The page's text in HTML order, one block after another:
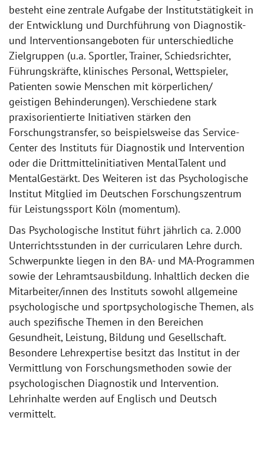
besteht eine zentrale Aufgabe der Institutstätigkeit in
der Entwicklung und Durchführung von Diagnostik-
und Interventionsangeboten für unterschiedliche
Zielgruppen (u.a. Sportler, Trainer, Schiedsrichter,
Führungskräfte, klinisches Personal, Wettspieler,
Patienten sowie Menschen mit körperlichen/
geistigen Behinderungen). Verschiedene stark
praxisorientierte Initiativen stärken den
Forschungstransfer, so beispielsweise das Service-
Center des Instituts für Diagnostik und Intervention
oder die Drittmittelinitiativen MentalTalent und
MentalGestärkt. Des Weiteren ist das Psychologische
Institut Mitglied im Deutschen Forschungszentrum
für Leistungssport Köln (momentum).
Das Psychologische Institut führt jährlich ca. 2.000
Unterrichtsstunden in der curricularen Lehre durch.
Schwerpunkte liegen in den BA- und MA-Programmen
sowie der Lehramtsausbildung. Inhaltlich decken die
Mitarbeiter/innen des Instituts sowohl allgemeine
psychologische und sportpsychologische Themen, als
auch spezifische Themen in den Bereichen
Gesundheit, Leistung, Bildung und Gesellschaft.
Besondere Lehrexpertise besitzt das Institut in der
Vermittlung von Forschungsmethoden sowie der
psychologischen Diagnostik und Intervention.
Lehrinhalte werden auf Englisch und Deutsch
vermittelt.